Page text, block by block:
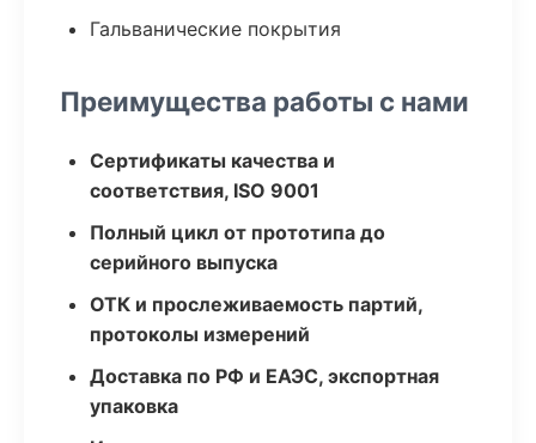
Гальванические покрытия
Преимущества работы с нами
Сертификаты качества и
соответствия, ISO 9001
Полный цикл от прототипа до
серийного выпуска
ОТК и прослеживаемость партий,
протоколы измерений
Доставка по РФ и ЕАЭС, экспортная
упаковка